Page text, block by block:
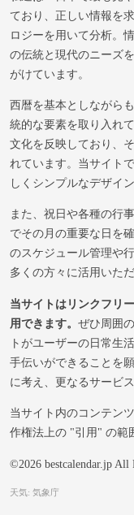
ており、正しい情報を
ロジーを用いて分析。
の伝統と現代のニーズ
がけています。
西暦を基本としながら
統的な要素を取り入れ
文化を反映しており、
れています。当サイト
しくシンプルなデザイ
また、祝日や各種の行
でその月の重要な日を
のスケジュール管理や
多くの方々に活用いた
当サイトはリンクフリ
用できます。 ぜひ周囲
トがユーザーの日常生
手伝いができることを
に考え、更なるサービ
当サイト内のコンテン
作権法上の "引用" の範
©2026 bestcalendar.jp All
天気: 気象庁